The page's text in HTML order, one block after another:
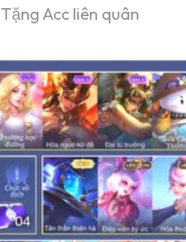
Tặng Acc liên quân